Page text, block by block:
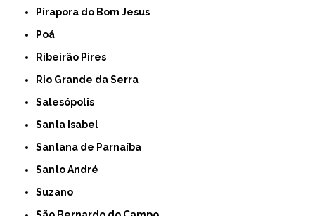
Pirapora do Bom Jesus
Poá
Ribeirão Pires
Rio Grande da Serra
Salesópolis
Santa Isabel
Santana de Parnaíba
Santo André
Suzano